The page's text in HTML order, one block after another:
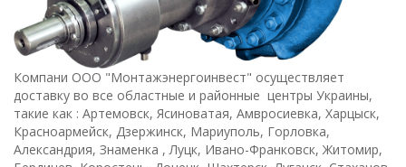
Компани ООО "Монтажэнергоинвест" осуществляет
доставку во все областные и районные центры Украины,
такие как : Артемовск, Ясиноватая, Амвросиевка, Харцыск,
Красноармейск, Дзержинск, Мариуполь, Горловка,
Александрия, Знаменка , Луцк, Ивано-Франковск, Житомир,